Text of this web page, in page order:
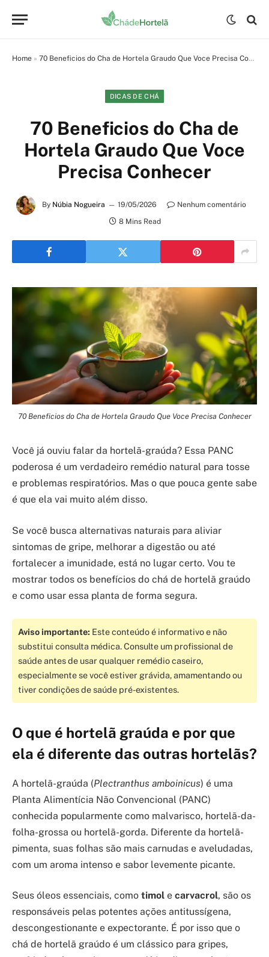
Home » 70 Beneficios do Cha de Hortela Graudo Que Voce Precisa Conhecer
DICAS DE CHÁ
70 Beneficios do Cha de
Hortela Graudo Que Voce
Precisa Conhecer
By Núbia Nogueira 19/05/2026
Nenhum comentário
8 Mins Read
70 Beneficios do Cha de Hortela Graudo Que Voce Precisa Conhecer
Você já ouviu falar da hortelã-graúda? Essa PANC
poderosa é um verdadeiro remédio natural para tosse
e problemas respiratórios. Mas o que pouca gente sabe
é que ela vai muito além disso.
Se você busca alternativas naturais para aliviar
sintomas de gripe, melhorar a digestão ou até
fortalecer a imunidade, está no lugar certo. Vou te
mostrar todos os benefícios do chá de hortelã graúdo
e como usar essa planta de forma segura.
Aviso importante: Este conteúdo é informativo e não
substitui consulta médica. Consulte um profissional de
saúde antes de usar qualquer remédio caseiro,
especialmente se você estiver grávida, amamentando ou
tiver condições de saúde pré-existentes.
O que é hortelã graúda e por que
ela é diferente das outras hortelãs?
A hortelã-graúda (Plectranthus amboinicus) é uma
Planta Alimentícia Não Convencional (PANC)
conhecida popularmente como malvarisco, hortelã-da-
folha-grossa ou hortelã-gorda. Diferente da hortelã-
pimenta, suas folhas são mais carnudas e aveludadas,
com um aroma intenso e sabor levemente picante.
Seus óleos essenciais, como timol e carvacrol, são os
responsáveis pelas potentes ações antitussígena,
descongestionante e expectorante. É por isso que o
chá de hortelã graúdo é um clássico para gripes,